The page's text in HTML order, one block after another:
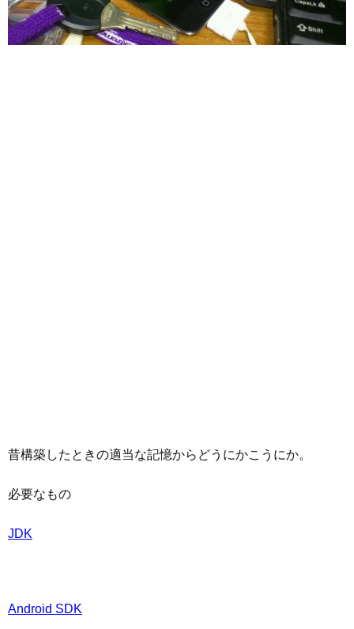
昔構築したときの適当な記憶からどうにかこうにか。
必要なもの
JDK
Android SDK